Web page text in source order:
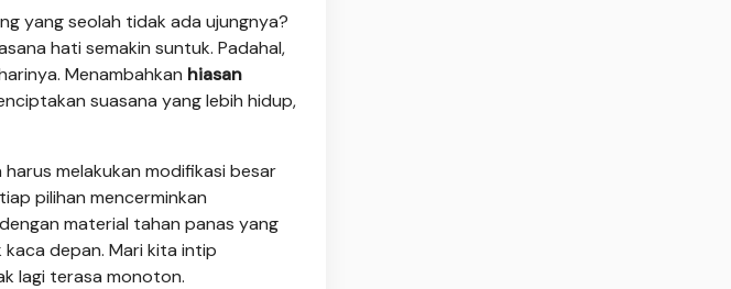
yang seolah tidak ada ujungnya?
hati semakin suntuk. Padahal,
Menambahkan hiasan
suasana yang lebih hidup,
melakukan modifikasi besar
pilihan mencerminkan
material tahan panas yang
depan. Mari kita intip
lagi terasa monoton.